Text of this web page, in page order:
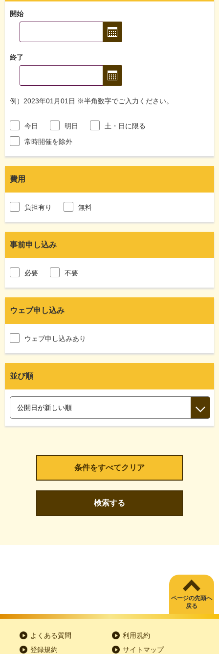
開始
終了
例）2023年01月01日 ※半角数字でご入力ください。
今日 明日
土・日に限る
常時開催を除外
費用
負担有り 無料
事前申し込み
必要 不要
ウェブ申し込み
ウェブ申し込みあり
並び順
検索する
ページの先頭へ
戻る
よくある質問
利用規約
登録規約
サイトマップ